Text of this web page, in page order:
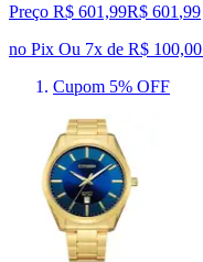
Preço R$ 601,99R$ 601 ,99
no Pix Ou 7x de R$
Cupom 5% OFF